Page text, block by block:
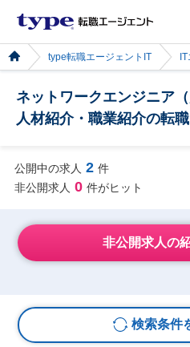
type転職エージェントIT
ネットワークエンジニア
人材紹介・職業紹介の転
公開中の求人 2 件
非公開求人 0 件がヒット
非公開求人の
検索条件